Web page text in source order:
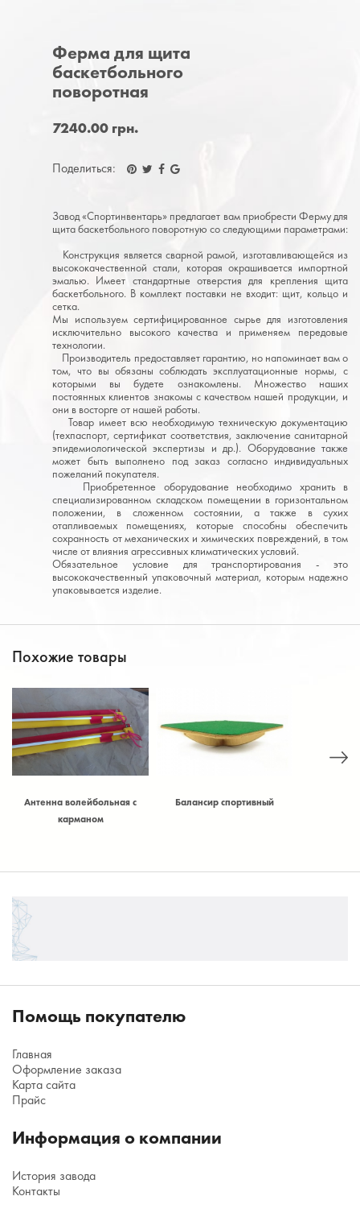
Ферма для щита
баскетбольного
поворотная
7240.00 грн.
Поделиться:
Завод «Спортинвентарь» предлагает вам приобрести Ферму для
щита баскетбольного поворотную со следующими параметрами:
Конструкция является сварной рамой, изготавливающейся из
высококачественной стали, которая окрашивается импортной
эмалью. Имеет стандартные отверстия для крепления щита
баскетбольного. В комплект поставки не входит: щит, кольцо и
сетка.
Мы используем сертифицированное сырье для изготовления
исключительно высокого качества и применяем передовые
технологии.
Производитель предоставляет гарантию, но напоминает вам о
том, что вы обязаны соблюдать эксплуатационные нормы, с
которыми вы будете ознакомлены. Множество наших
постоянных клиентов знакомы с качеством нашей продукции, и
они в восторге от нашей работы.
Товар имеет всю необходимую техническую документацию
(техпаспорт, сертификат соответствия, заключение санитарной
эпидемиологической экспертизы и др.). Оборудование также
может быть выполнено под заказ согласно индивидуальных
пожеланий покупателя.
Приобретенное оборудование необходимо хранить в
специализированном складском помещении в горизонтальном
положении, в сложенном состоянии, а также в сухих
отапливаемых помещениях, которые способны обеспечить
сохранность от механических и химических повреждений, в том
числе от влияния агрессивных климатических условий.
Обязательное условие для транспортирования - это
высококачественный упаковочный материал, которым надежно
упаковывается изделие.
Похожие товары
Антенна волейбольная с
карманом
Балансир спортивный
Помощь покупателю
Главная
Оформление заказа
Карта сайта
Прайс
Информация о компании
История завода
Контакты